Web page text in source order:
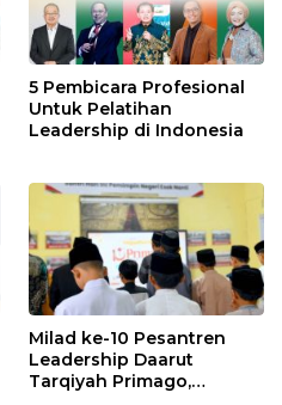
5 Pembicara Profesional
Untuk Pelatihan
Leadership di Indonesia
Milad ke-10 Pesantren
Leadership Daarut
Tarqiyah Primago,